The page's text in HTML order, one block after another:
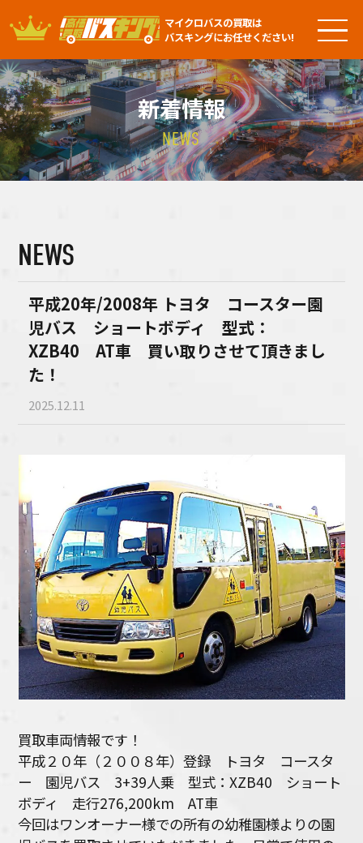
マイクロバスの買取は
バスキングにお任せください!
新着情報
NEWS
NEWS
平成20年/2008年 トヨタ コースター園
児バス ショートボディ 型式：
XZB40 AT車 買い取りさせて頂きまし
た！
2025.12.11
買取車両情報です！
平成２０年（２００８年）登録 トヨタ コースタ
ー 園児バス 3+39人乗 型式：XZB40 ショート
ボディ 走行276,200km AT車
今回はワンオーナー様での所有の幼稚園様よりの園